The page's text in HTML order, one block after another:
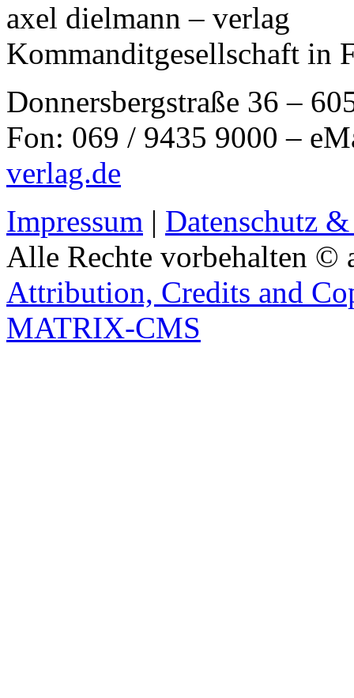
axel dielmann – verlag
Kommanditgesellschaft in
Donnersbergstraße 36 –
Fon: 069 / 9435 9000 –
verlag.de
Impressum | Datenschutz
Alle Rechte vorbehalten ©
Attribution, Credits and
MATRIX-CMS